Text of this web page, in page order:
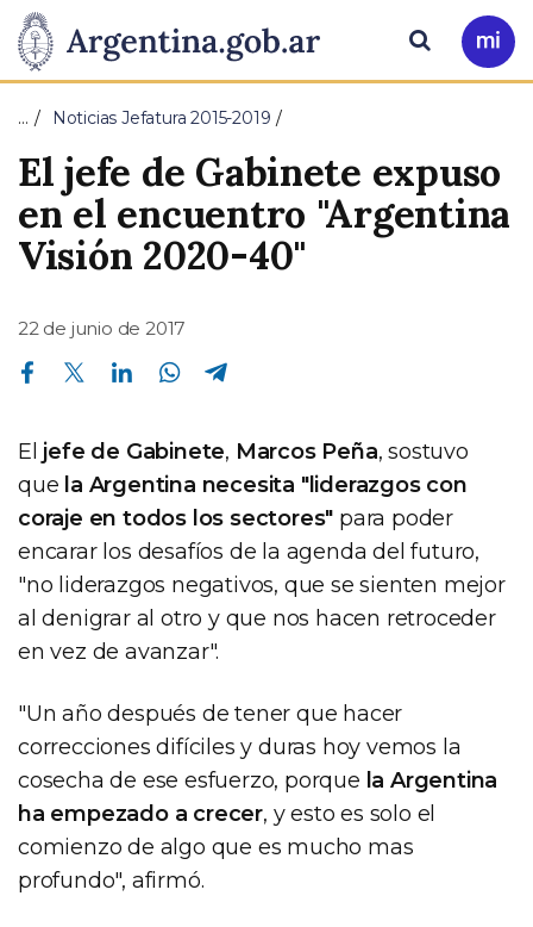
Presidencia
de
la
Nación
Pasar al contenido principal
Ir
a
Buscar
… Noticias Jefatura 2015-2019
El jefe de Gabinete expuso
en el encuentro "Argentina
Visión 2020-40"
22 de junio de 2017
Compartir en Facebook Compartir en Twitter Compartir en Linkedin Compartir en Whatsapp
El jefe de Gabinete, Marcos Peña, sostuvo
que la Argentina necesita "liderazgos con
coraje en todos los sectores" para poder
encarar los desafíos de la agenda del futuro,
"no liderazgos negativos, que se sienten mejor
al denigrar al otro y que nos hacen retroceder
en vez de avanzar".
"Un año después de tener que hacer
correcciones difíciles y duras hoy vemos la
cosecha de ese esfuerzo, porque la Argentina
ha empezado a crecer, y esto es solo el
comienzo de algo que es mucho mas
profundo", afirmó.